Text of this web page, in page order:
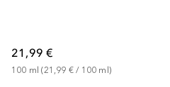
21,99 €
100 ml (21,99 € / 100 ml)